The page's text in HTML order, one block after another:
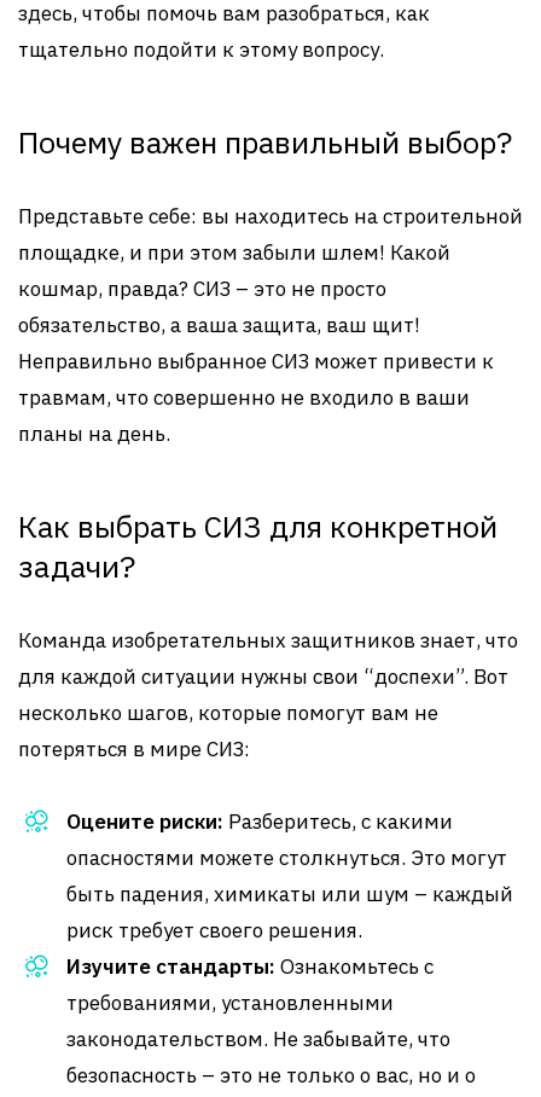
здесь, чтобы помочь вам разобраться, как
тщательно подойти к этому вопросу.
Почему важен правильный выбор?
Представьте себе: вы находитесь на строительной
площадке, и при этом забыли шлем! Какой
кошмар, правда? СИЗ – это не просто
обязательство, а ваша защита, ваш щит!
Неправильно выбранное СИЗ может привести к
травмам, что совершенно не входило в ваши
планы на день.
Как выбрать СИЗ для конкретной
задачи?
Команда изобретательных защитников знает, что
для каждой ситуации нужны свои “доспехи”. Вот
несколько шагов, которые помогут вам не
потеряться в мире СИЗ:
Оцените риски: Разберитесь, с какими
опасностями можете столкнуться. Это могут
быть падения, химикаты или шум – каждый
риск требует своего решения.
Изучите стандарты: Ознакомьтесь с
требованиями, установленными
законодательством. Не забывайте, что
безопасность – это не только о вас, но и о